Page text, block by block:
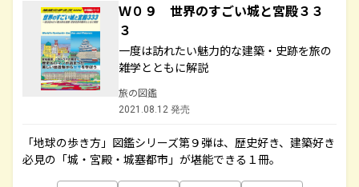
Ｗ０９ 世界のすごい城と宮殿３３
３
一度は訪れたい魅力的な建築・史跡を旅の
雑学とともに解説
旅の図鑑
2021.08.12 発売
「地球の歩き方」図鑑シリーズ第９弾は、歴史好き、建築好き
必見の「城・宮殿・城塞都市」が堪能できる１冊。